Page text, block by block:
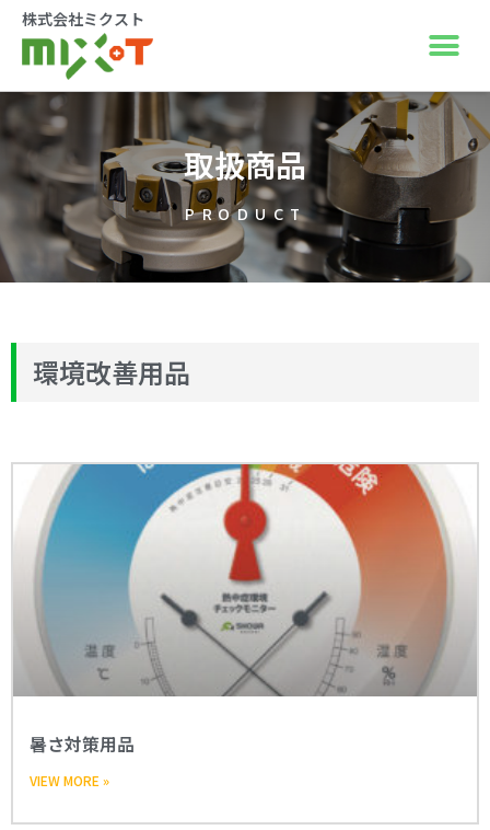
株式会社ミクスト
取扱商品
PRODUCT
環境改善用品
暑さ対策用品
VIEW MORE »